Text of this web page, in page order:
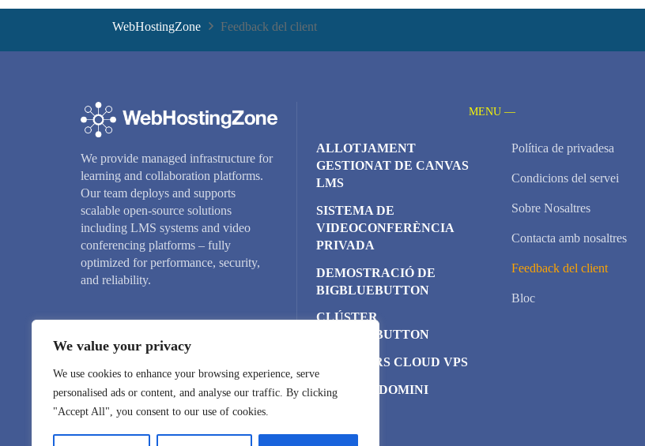
We value your privacy
We use cookies to enhance your browsing experience, serve
personalised ads or content, and analyse our traffic. By clicking
"Accept All", you consent to our use of cookies.
WebHostingZone Feedback del client
We provide managed infrastructure for
learning and collaboration platforms.
Our team deploys and supports
scalable open-source solutions
including LMS systems and video
conferencing platforms – fully
optimized for performance, security,
and reliability.
MENU —
ALLOTJAMENT
GESTIONAT DE CANVAS
LMS
SISTEMA DE
VIDEOCONFERÈNCIA
PRIVADA
DEMOSTRACIÓ DE
BIGBLUEBUTTON
CLÚSTER
BIGBLUEBUTTON
SERVIDORS CLOUD VPS
NOMS DE DOMINI
Política de privadesa
Condicions del servei
Sobre Nosaltres
Contacta amb nosaltres
Feedback del client
Bloc